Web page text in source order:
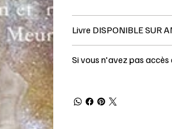
Livre DISPONIBLE SUR
Si vous n'avez pas